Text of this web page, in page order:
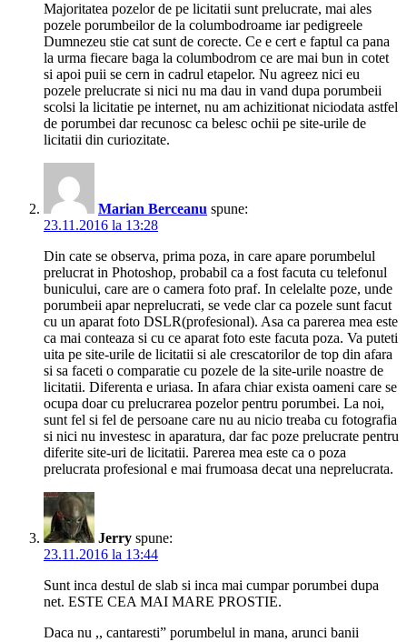
Majoritatea pozelor de pe licitatii sunt prelucrate, mai ales
pozele porumbeilor de la columbodroame iar pedigreele
Dumnezeu stie cat sunt de corecte. Ce e cert e faptul ca pana
la urma fiecare baga la columbodrom ce are mai bun in cotet
si apoi puii se cern in cadrul etapelor. Nu agreez nici eu
pozele prelucrate si nici nu ma dau in vand dupa porumbeii
scolsi la licitatie pe internet, nu am achizitionat niciodata astfel
de porumbei dar recunosc ca belesc ochii pe site-urile de
licitatii din curiozitate.
Marian Berceanu spune:
23.11.2016 la 13:28
Din cate se observa, prima poza, in care apare porumbelul
prelucrat in Photoshop, probabil ca a fost facuta cu telefonul
bunicului, care are o camera foto praf. In celelalte poze, unde
porumbeii apar neprelucrati, se vede clar ca pozele sunt facut
cu un aparat foto DSLR(profesional). Asa ca parerea mea este
ca mai conteaza si cu ce aparat foto este facuta poza. Va puteti
uita pe site-urile de licitatii si ale crescatorilor de top din afara
si sa faceti o comparatie cu pozele de la site-urile noastre de
licitatii. Diferenta e uriasa. In afara chiar exista oameni care se
ocupa doar cu prelucrarea pozelor pentru porumbei. La noi,
sunt fel si fel de persoane care nu au nicio treaba cu fotografia
si nici nu investesc in aparatura, dar fac poze prelucrate pentru
diferite site-uri de licitatii. Parerea mea este ca o poza
prelucrata profesional e mai frumoasa decat una neprelucrata.
Jerry spune:
23.11.2016 la 13:44
Sunt inca destul de slab si inca mai cumpar porumbei dupa
net. ESTE CEA MAI MARE PROSTIE.
Daca nu ,, cantaresti” porumbelul in mana, arunci banii